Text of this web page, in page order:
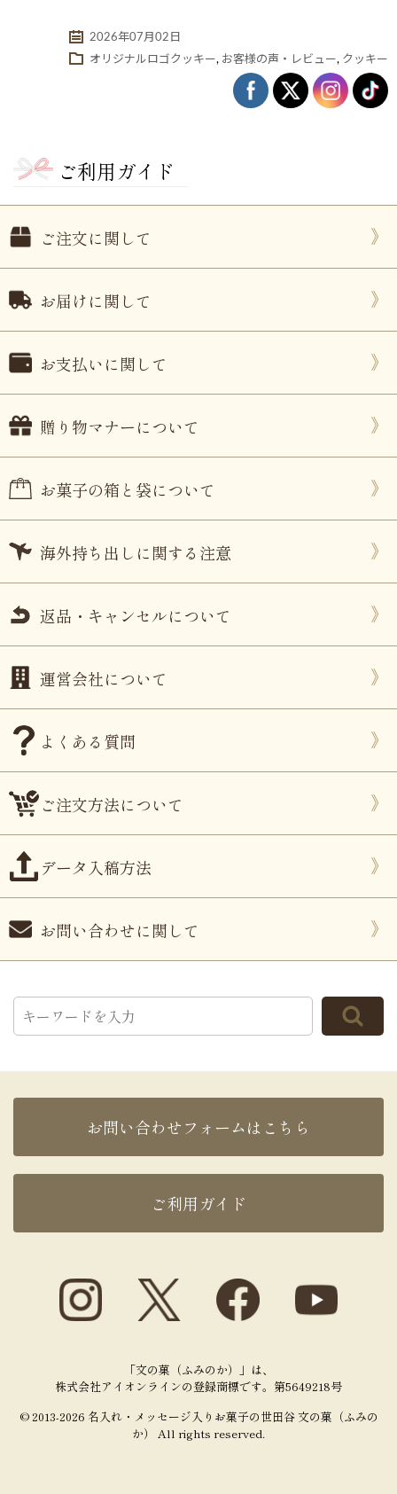
2026年07月02日
オリジナルロゴクッキー, お客様の声・レビュー, クッキー
ご利用ガイド
ご注文に関して
お届けに関して
お支払いに関して
贈り物マナーについて
お菓子の箱と袋について
海外持ち出しに関する注意
返品・キャンセルについて
運営会社について
よくある質問
ご注文方法について
データ入稿方法
お問い合わせに関して
お問い合わせフォームはこちら
ご利用ガイド
「文の菓（ふみのか）」は、
株式会社アイオンラインの登録商標です。第5649218号
© 2013-2026 名入れ・メッセージ入りお菓子の世田谷 文の菓（ふみの
か） All rights reserved.